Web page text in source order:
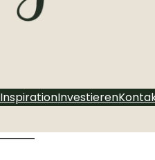
InspirationInvestieren